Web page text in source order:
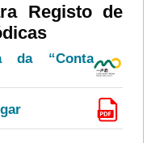
Registo de
da “Conta